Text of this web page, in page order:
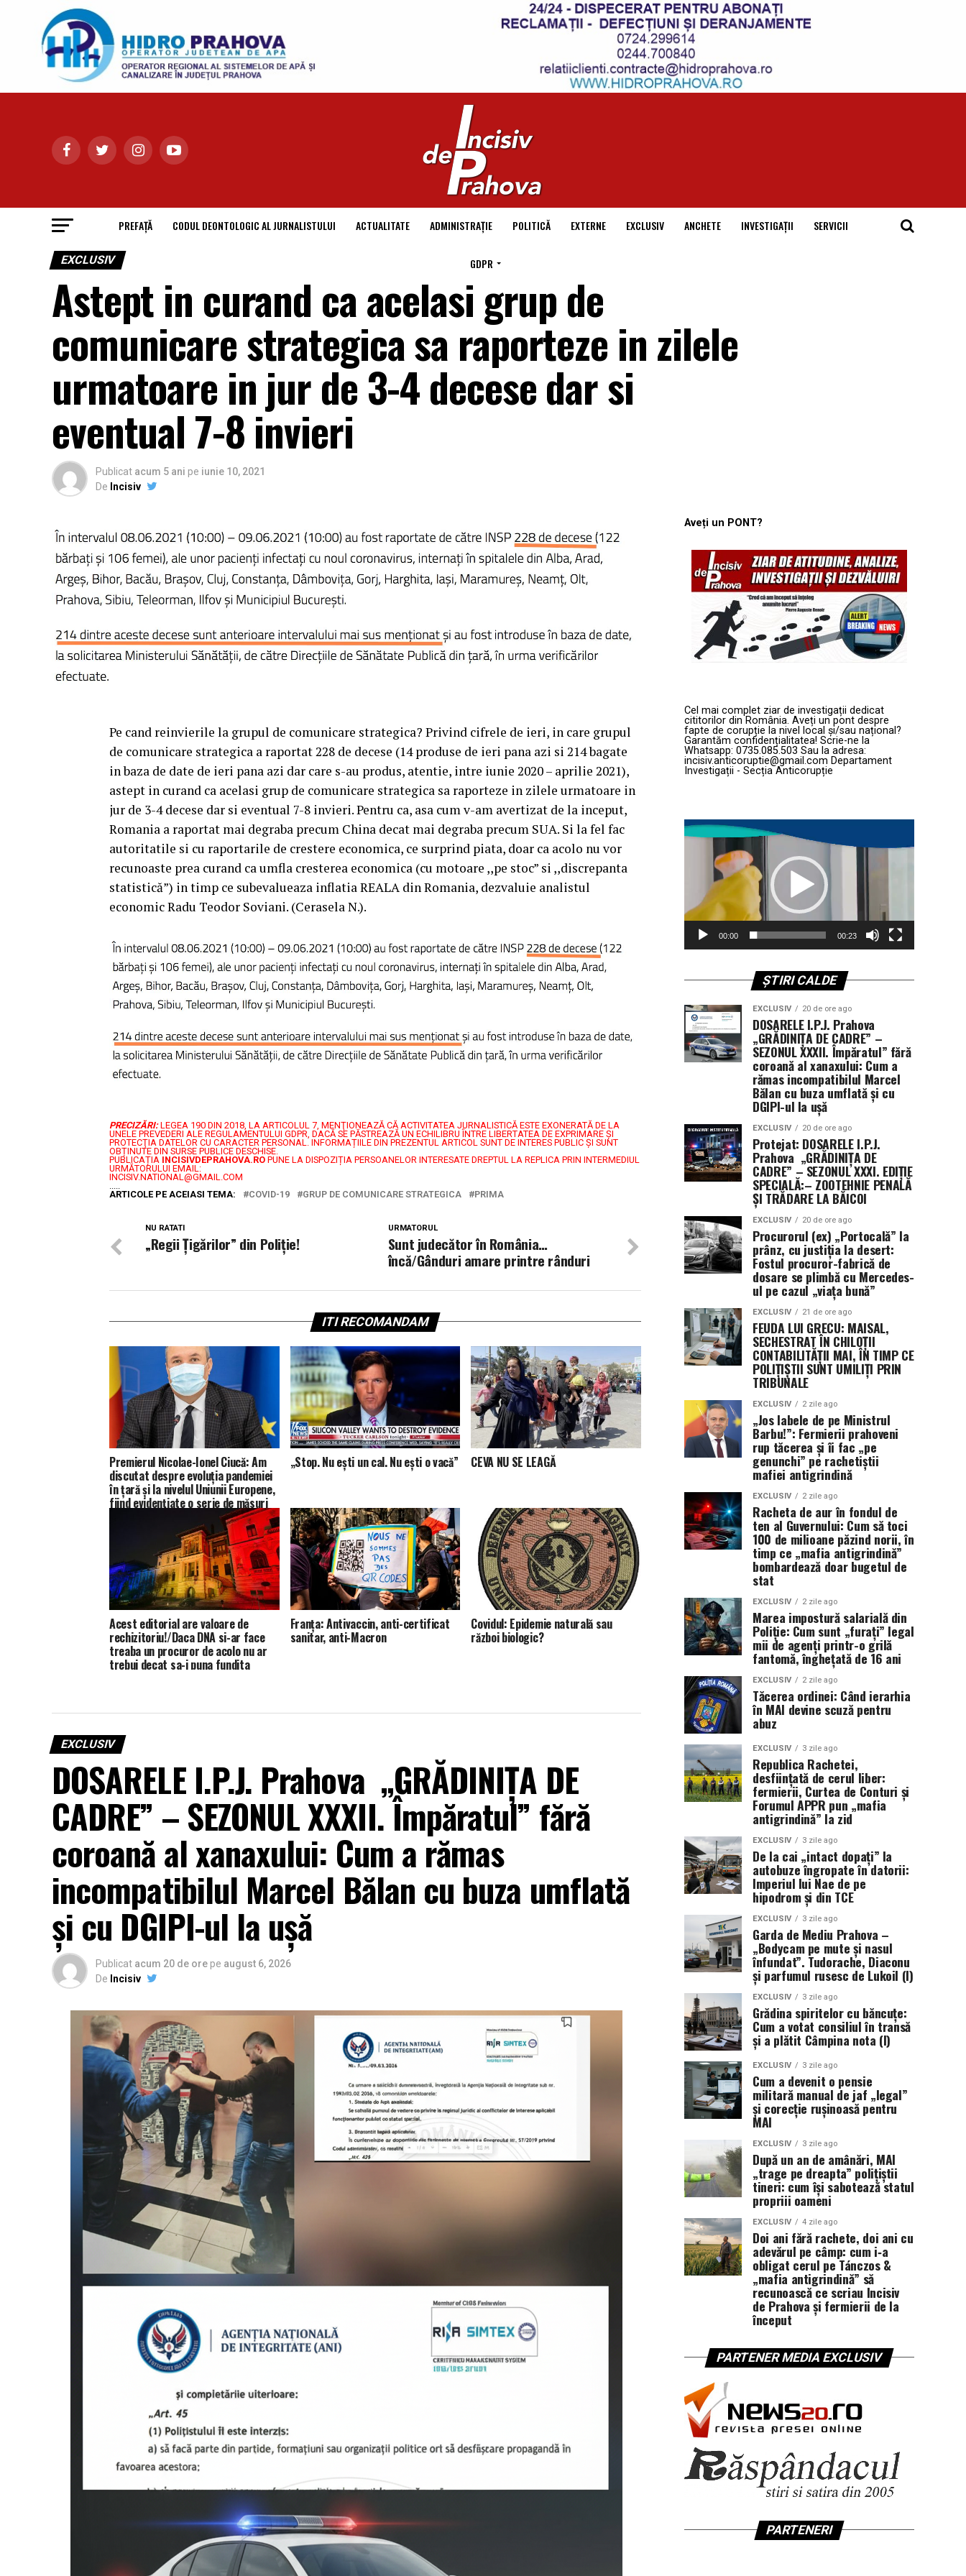
PREFAȚĂ CODUL DEONTOLOGIC AL JURNALISTULUI ACTUALITATE ADMINISTRAȚIE POLITICĂ EXTERNE EXCLUSIV ANCHETE INVESTIGAȚII SERVICII
GDPR
EXCLUSIV
Astept in curand ca acelasi grup de
comunicare strategica sa raporteze in zilele
urmatoare in jur de 3-4 decese dar si
eventual 7-8 invieri
Publicat acum 5 ani pe iunie 10, 2021
De Incisiv
Pe cand reinvierile la grupul de comunicare strategica? Privind cifrele de ieri, in care grupul
de comunicare strategica a raportat 228 de decese (14 produse de ieri pana azi si 214 bagate
in baza de date de ieri pana azi dar care s-au produs, atentie, intre iunie 2020 – aprilie 2021),
astept in curand ca acelasi grup de comunicare strategica sa raporteze in zilele urmatoare in
jur de 3-4 decese dar si eventual 7-8 invieri. Pentru ca, asa cum v-am avertizat de la inceput,
Romania a raportat mai degraba precum China decat mai degraba precum SUA. Si la fel fac
autoritatile si cu raportarile de crestere economica, ce surprind piata, doar ca acolo nu vor
recunoaste prea curand ca umfla cresterea economica (cu motoare ,,pe stoc” si ,,discrepanta
statistică”) in timp ce subevalueaza inflatia REALA din Romania, dezvaluie analistul
economic Radu Teodor Soviani. (Cerasela N.).
PRECIZĂRI: LEGEA 190 DIN 2018, LA ARTICOLUL 7, MENŢIONEAZĂ CĂ ACTIVITATEA JURNALISTICĂ ESTE EXONERATĂ DE LA
UNELE PREVEDERI ALE REGULAMENTULUI GDPR, DACĂ SE PĂSTREAZĂ UN ECHILIBRU ÎNTRE LIBERTATEA DE EXPRIMARE ŞI
PROTECŢIA DATELOR CU CARACTER PERSONAL.
INFORMAȚIILE DIN PREZENTUL ARTICOL SUNT DE INTERES PUBLIC ȘI SUNT
OBȚINUTE DIN SURSE PUBLICE DESCHISE.
PUBLICAȚIA INCISIVDEPRAHOVA.RO PUNE LA DISPOZIȚIA PERSOANELOR INTERESATE DREPTUL LA REPLICA PRIN INTERMEDIUL
URMĂTORULUI EMAIL:
INCISIV.NATIONAL@GMAIL.COM
ARTICOLE PE ACEIASI TEMA:
COVID-19 GRUP DE COMUNICARE STRATEGICA PRIMA
URMATORUL
Sunt judecător în România…
încă/Gânduri amare printre rânduri
NU RATATI
„Regii Țigărilor” din Poliție!
ITI RECOMANDAM
Premierul Nicolae-Ionel Ciucă: Am
discutat despre evoluția pandemiei
în țară și la nivelul Uniunii Europene,
fiind evidențiate o serie de măsuri
avute în vedere în funcție de
această situație
„Stop. Nu ești un cal. Nu ești o vacă” CEVA NU SE LEAGĂ
Acest editorial are valoare de
rechizitoriu!/Daca DNA si-ar face
treaba un procuror de acolo nu ar
trebui decat sa-i puna fundita
Franța: Antivaccin, anti-certificat
sanitar, anti-Macron
Covidul: Epidemie naturală sau
război biologic?
EXCLUSIV
DOSARELE I.P.J. Prahova „GRĂDINIȚA DE
CADRE” – SEZONUL XXXII. Împăratul” fără
coroană al xanaxului: Cum a rămas
incompatibilul Marcel Bălan cu buza umflată
și cu DGIPI-ul la ușă
Publicat acum 20 de ore pe august 6, 2026
De Incisiv
Aveți un PONT?
Cel mai complet ziar de investigații dedicat
cititorilor din România. Aveți un pont despre
fapte de corupție la nivel local și/sau național?
Garantăm confidențialitatea! Scrie-ne la
Whatsapp: 0735.085.503 Sau la adresa:
incisiv.anticoruptie@gmail.com Departament
Investigații - Secția Anticorupție
Player
video
00:00 00:23
ȘTIRI CALDE
EXCLUSIV 20 de ore ago
DOSARELE I.P.J. Prahova
„GRĂDINIȚA DE CADRE” –
SEZONUL XXXII. Împăratul” fără
coroană al xanaxului: Cum a
rămas incompatibilul Marcel
Bălan cu buza umflată și cu
DGIPI-ul la ușă
EXCLUSIV 20 de ore ago
Protejat: DOSARELE I.P.J.
Prahova „GRĂDINIȚA DE
CADRE” – SEZONUL XXXI. EDIȚIE
SPECIALĂ:– ZOOTEHNIE PENALĂ
ȘI TRĂDARE LA BĂICOI
EXCLUSIV 20 de ore ago
Procurorul (ex) „Portocală” la
prânz, cu justiția la desert:
Fostul procuror-fabrică de
dosare se plimbă cu Mercedes-
ul pe cazul „viața bună”
EXCLUSIV 21 de ore ago
FEUDA LUI GRECU: MAISAL,
SECHESTRAT ÎN CHILOȚII
CONTABILITĂȚII MAI, ÎN TIMP CE
POLIȚIȘTII SUNT UMILIȚI PRIN
TRIBUNALE
EXCLUSIV 2 zile ago
„Jos labele de pe Ministrul
Barbu!”: Fermierii prahoveni
rup tăcerea și îi fac „pe
genunchi” pe rachetiștii
mafiei antigrindină
EXCLUSIV 2 zile ago
Racheta de aur în fondul de
ten al Guvernului: Cum să toci
100 de milioane păzind norii, în
timp ce „mafia antigrindină”
bombardează doar bugetul de
stat
EXCLUSIV 2 zile ago
Marea impostură salarială din
Poliție: Cum sunt „furați” legal
mii de agenți printr-o grilă
fantomă, înghețată de 16 ani
EXCLUSIV 2 zile ago
Tăcerea ordinei: Când ierarhia
în MAI devine scuză pentru
abuz
EXCLUSIV 3 zile ago
Republica Rachetei,
desființată de cerul liber:
fermierii, Curtea de Conturi și
Forumul APPR pun „mafia
antigrindină” la zid
EXCLUSIV 3 zile ago
De la cai „intact dopați” la
autobuze îngropate în datorii:
Imperiul lui Nae de pe
hipodrom și din TCE
EXCLUSIV 3 zile ago
Garda de Mediu Prahova –
„Bodycam pe mute și nasul
înfundat”. Tudorache, Diaconu
și parfumul rusesc de Lukoil (I)
EXCLUSIV 3 zile ago
Grădina spiritelor cu băncuțe:
Cum a votat consiliul în transă
și a plătit Câmpina nota (I)
EXCLUSIV 3 zile ago
Cum a devenit o pensie
militară manual de jaf „legal”
și corecție rușinoasă pentru
MAI
EXCLUSIV 3 zile ago
După un an de amânări, MAI
„trage pe dreapta” polițiștii
tineri: cum își sabotează statul
propriii oameni
EXCLUSIV 4 zile ago
Doi ani fără rachete, doi ani cu
adevărul pe câmp: cum i‑a
obligat cerul pe Tánczos &
„mafia antigrindină” să
recunoască ce scriau Incisiv
de Prahova și fermierii de la
început
PARTENER MEDIA EXCLUSIV
PARTENERI